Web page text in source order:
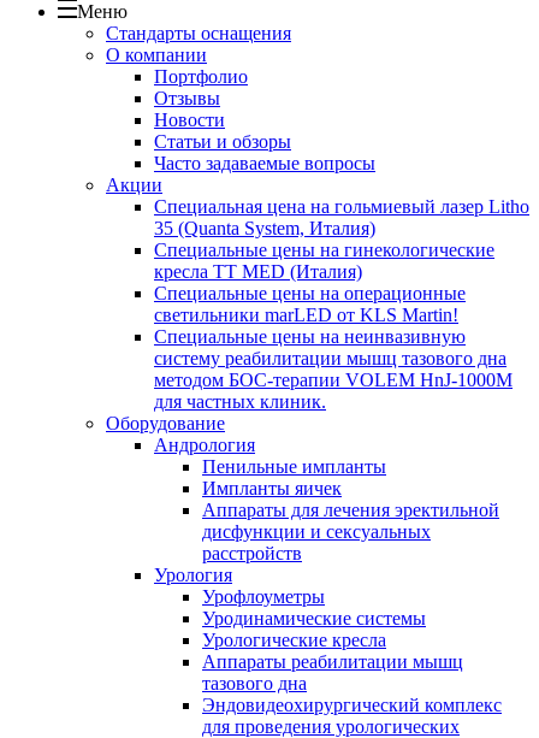
Меню
Стандарты оснащения
О компании
Портфолио
Отзывы
Новости
Статьи и обзоры
Часто задаваемые вопросы
Акции
Специальная цена на гольмиевый лазер Litho
35 (Quanta System, Италия)
Специальные цены на гинекологические
кресла TT MED (Италия)
Специальные цены на операционные
светильники marLED от KLS Martin!
Специальные цены на неинвазивную
систему реабилитации мышц тазового дна
методом БОС-терапии VOLEM HnJ-1000M
для частных клиник.
Оборудование
Андрология
Пенильные импланты
Импланты яичек
Аппараты для лечения эректильной
дисфункции и сексуальных
расстройств
Урология
Урофлоуметры
Уродинамические системы
Урологические кресла
Аппараты реабилитации мышц
тазового дна
Эндовидеохирургический комплекс
для проведения урологических